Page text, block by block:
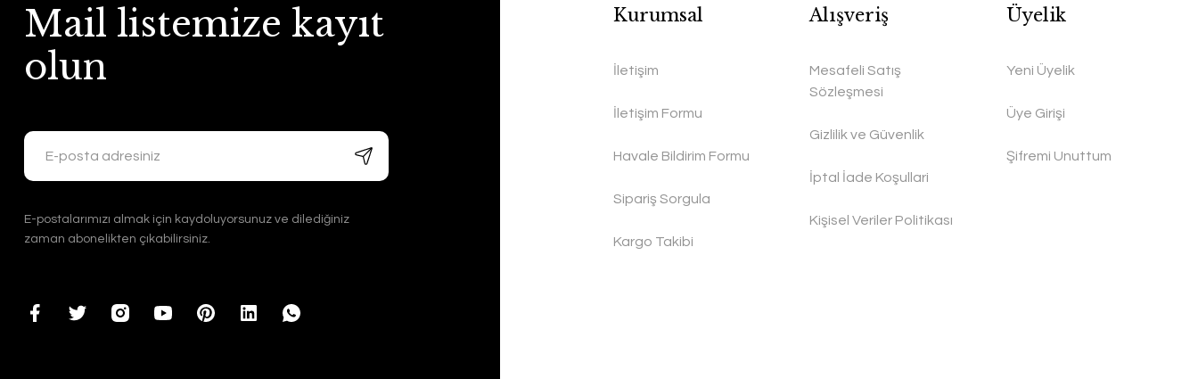
Mail listemize kayıt
olun
E-postalarımızı almak için kaydoluyorsunuz ve dilediğiniz
zaman abonelikten çıkabilirsiniz.
Kurumsal
İletişim
İletişim Formu
Havale Bildirim Formu
Sipariş Sorgula
Kargo Takibi
Alışveriş
Mesafeli Satış
Sözleşmesi
Gizlilik ve Güvenlik
İptal İade Koşullari
Kişisel Veriler Politikası
Üyelik
Yeni Üyelik
Üye Girişi
Şifremi Unuttum